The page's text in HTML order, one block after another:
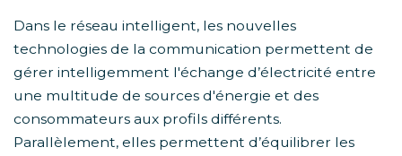
Dans le réseau intelligent, les nouvelles
technologies de la communication permettent de
gérer intelligemment l'échange d’électricité entre
une multitude de sources d'énergie et des
consommateurs aux profils différents.
Parallèlement, elles permettent d’équilibrer les